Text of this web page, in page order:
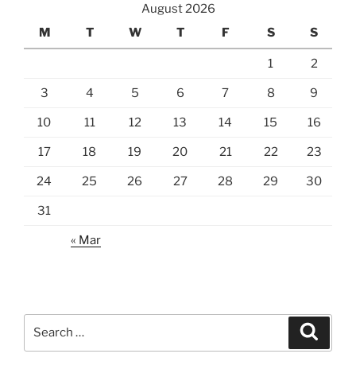
August 2026
M
T W T F S S
1 2
3 4 5 6 7 8 9
10 11 12 13 14 15 16
17 18 19 20 21 22 23
24 25 26 27 28 29 30
31
« Mar